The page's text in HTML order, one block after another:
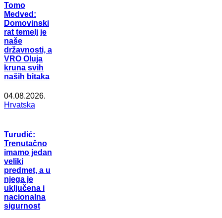
Tomo
Medved:
Domovinski
rat temelj je
naše
državnosti, a
VRO Oluja
kruna svih
naših bitaka
04.08.2026.
Hrvatska
Turudić:
Trenutačno
imamo jedan
veliki
predmet, a u
njega je
uključena i
nacionalna
sigurnost